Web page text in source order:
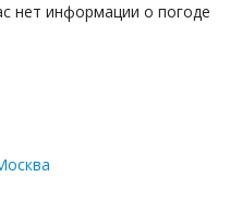
нет информации о погоде